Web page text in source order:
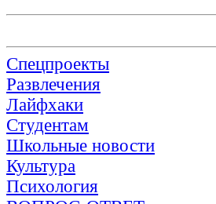
Спецпроекты
Развлечения
Лайфхаки
Студентам
Школьные новости
Культура
Психология